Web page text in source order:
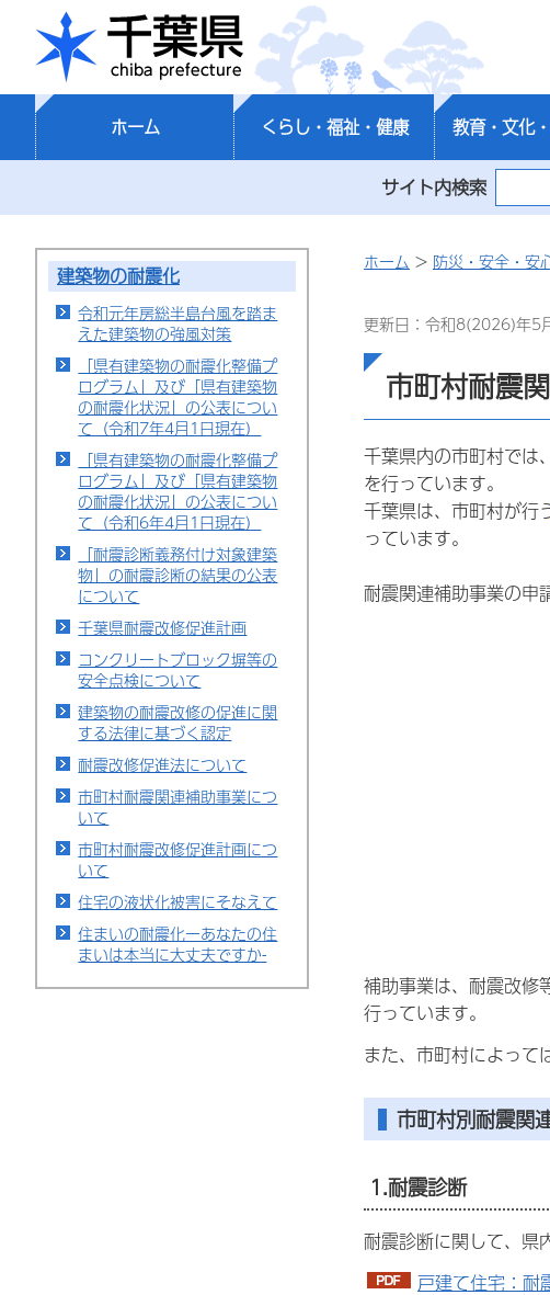
千葉県
ホーム くらし・福祉・健康 教育・文化
サイト内検索
建築物の耐震化
令和元年房総半島台風を踏ま
えた建築物の強風対策
「県有建築物の耐震化整備プ
ログラム」及び「県有建築物
の耐震化状況」の公表につい
て（令和7年4月1日現在）
「県有建築物の耐震化整備プ
ログラム」及び「県有建築物
の耐震化状況」の公表につい
て（令和6年4月1日現在）
「耐震診断義務付け対象建築
物」の耐震診断の結果の公表
について
千葉県耐震改修促進計画
コンクリートブロック塀等の
安全点検について
建築物の耐震改修の促進に関
する法律に基づく認定
耐震改修促進法について
市町村耐震関連補助事業につ
いて
市町村耐震改修促進計画につ
いて
住宅の液状化被害にそなえて
住まいの耐震化ーあなたの住
まいは本当に大丈夫ですか-
ホーム > 防災・安全・安
更新日：令和8(2026)年5
市町村耐震
千葉県内の市町村では
を行っています。
千葉県は、市町村が行
っています。
耐震関連補助事業の申
補助事業は、耐震改修
行っています。
また、市町村によって
市町村別耐震関
1.耐震診断
耐震診断に関して、県
戸建て住宅：耐